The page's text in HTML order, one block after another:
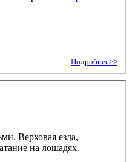
Подробнее>>
Верховая езда,
на лошадях.